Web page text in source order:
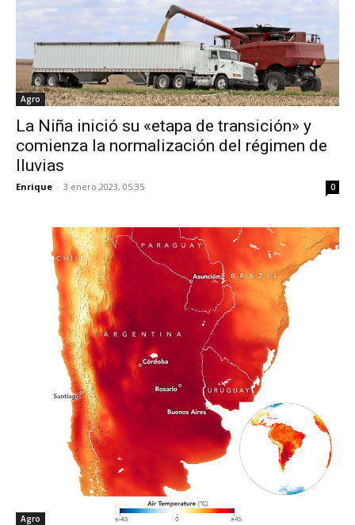
Agro
La Niña inició su «etapa de transición» y
comienza la normalización del régimen de
lluvias
Enrique - 3 enero 2023, 05:35 0
Agro